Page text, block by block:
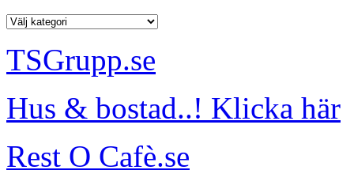
TSGrupp.se
Hus & bostad..! Klicka här
Rest O Cafè.se